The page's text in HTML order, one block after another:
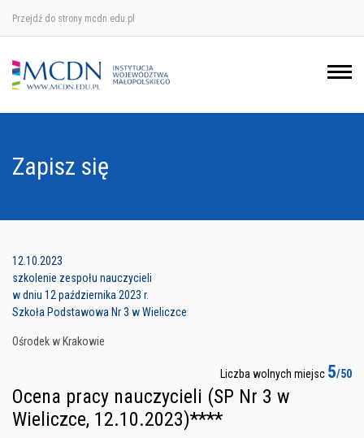
Przejdź do strony mcdn.edu.pl
Zapisz się
12.10.2023
szkolenie zespołu nauczycieli
w dniu 12 października 2023 r.
Szkoła Podstawowa Nr 3 w Wieliczce
Ośrodek w Krakowie
Liczba wolnych miejsc 5/50
Ocena pracy nauczycieli (SP Nr 3 w
Wieliczce, 12.10.2023)****
Ośrodek w Krakowie
Ośrodek w Nowym Sączu
Ośrodek w Tarnowie